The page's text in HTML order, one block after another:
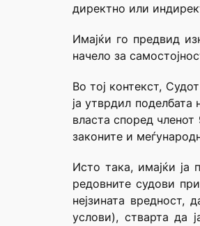
директно или
Имајќи го предвид
начело за
Во тој контекст,
ја утврдил
власта според членот
законите и
Исто така, имајќи ја
редовните судови
нејзината вредност,
услови), стварта да